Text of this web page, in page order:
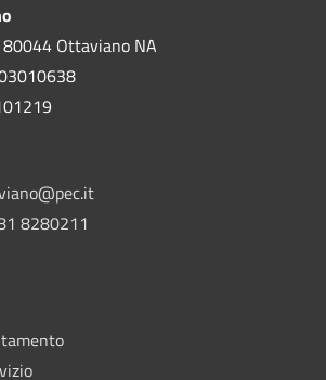
Ottaviano NA
8280211